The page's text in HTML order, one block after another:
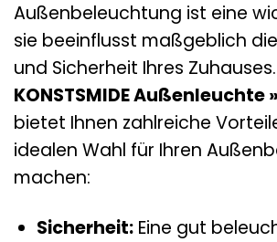
Außenbeleuchtung ist eine
sie beeinflusst maßgeblich
und Sicherheit Ihres
KONSTSMIDE Außenleuchte
bietet Ihnen zahlreiche
idealen Wahl für Ihren
machen:
Sicherheit:Eine gut